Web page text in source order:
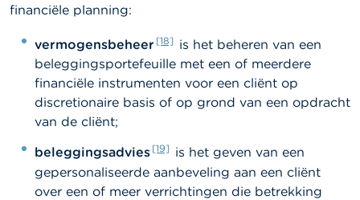
financiële planning:
vermogensbeheer [18] is het beheren van een
beleggingsportefeuille met een of meerdere
financiële instrumenten voor een cliënt op
discretionaire basis of op grond van een opdracht
van de cliënt;
beleggingsadvies [19] is het geven van een
gepersonaliseerde aanbeveling aan een cliënt
over een of meer verrichtingen die betrekking